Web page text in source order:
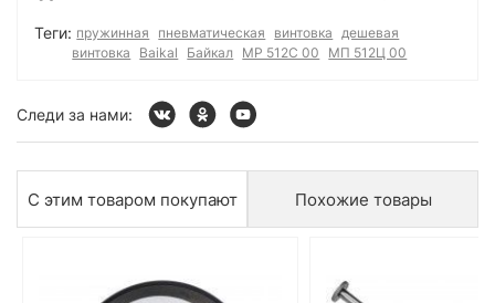
Теги: пружинная пневматическая винтовка
дешевая
винтовка
Baikal Байкал МР 512С 00 МП 512Ц 00
Следи за нами:
С этим товаром покупают Похожие товары